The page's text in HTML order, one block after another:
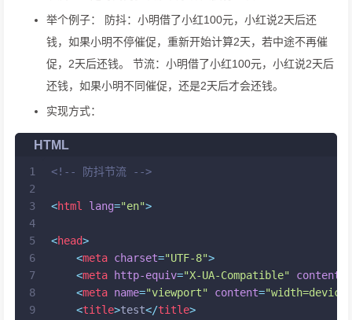
举个例子： 防抖：小明借了小红100元，小红说2天后还
钱，如果小明不停催促，重新开始计算2天，若中途不再催
促，2天后还钱。 节流：小明借了小红100元，小红说2天后
还钱，如果小明不同催促，还是2天后才会还钱。
实现方式：
HTML
1
2
3
4
5
6
7
8
9
<!-- 防抖节流 -->
<html lang="en">
<head>
<meta charset="UTF-8">
<meta http-equiv="X-UA-Compatible" content
<meta name="viewport" content=
<title>test</title>